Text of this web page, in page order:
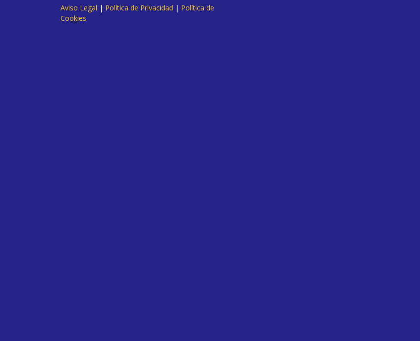
Aviso Legal | Política de Privacidad | Política de
Cookies